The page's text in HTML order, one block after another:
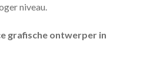
niveau.
grafische ontwerper in